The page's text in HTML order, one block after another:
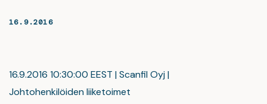
16.9.2016
16.9.2016 10:30:00 EEST | Scanfil Oyj |
Johtohenkilöiden liiketoimet